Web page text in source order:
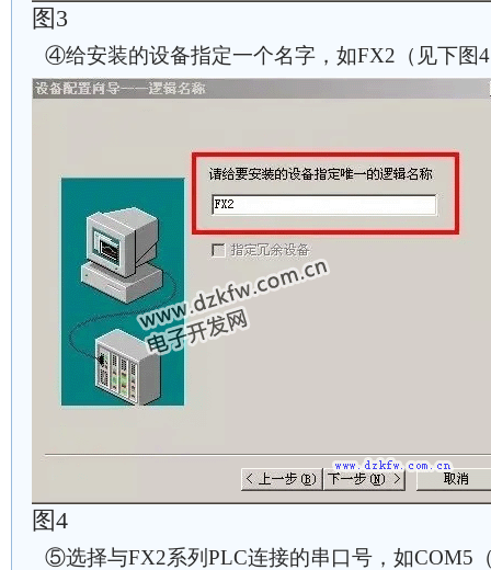
图3
④给安装的设备指定一个名字，如FX2（见下图
图4
⑤选择与FX2系列PLC连接的串口号，如COM5